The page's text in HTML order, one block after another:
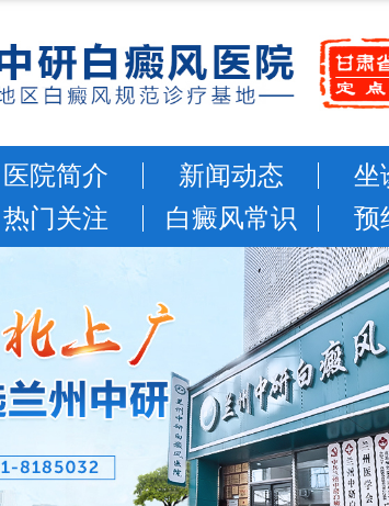
医院简介 新闻动态
坐
热门关注 白癜风常识 预